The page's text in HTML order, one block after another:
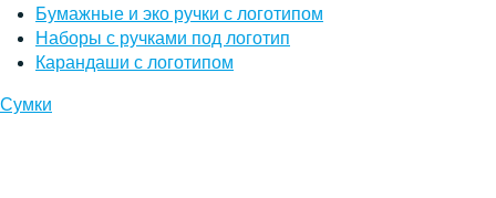
Бумажные и эко ручки с логотипом
Наборы с ручками под логотип
Карандаши с логотипом
Сумки